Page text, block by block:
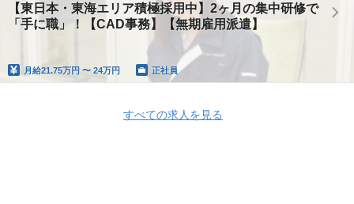
【東日本・東海エリア積極採用中】2ヶ月の集中研修で
「手に職」！【CAD事務】【無期雇⽤派遣】
月給21.75万円 〜 24万円 正社員
すべての求人を見る